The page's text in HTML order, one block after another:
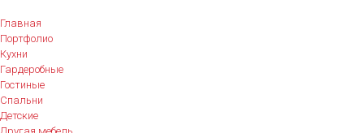
Главная
Портфолио
Кухни
Гардеробные
Гостиные
Спальни
Детские